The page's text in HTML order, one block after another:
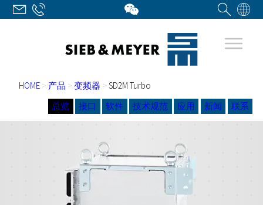
HOME > 产品 > 变频器 > SD2M Turbo
总览
接口 软件 技术规范 应用 新闻 联系